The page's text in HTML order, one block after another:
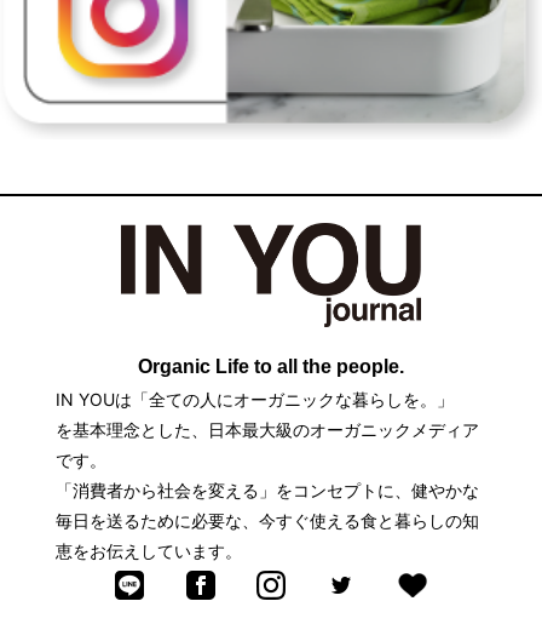
Organic Life to all the people.
IN YOUは「全ての人にオーガニックな暮らしを。」
を基本理念とした、日本最大級のオーガニックメディア
です。
「消費者から社会を変える」をコンセプトに、健やかな
毎日を送るために必要な、今すぐ使える食と暮らしの知
恵をお伝えしています。